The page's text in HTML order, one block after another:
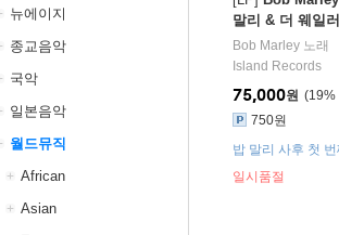
뉴에이지
종교음악
국악
일본음악
월드뮤직
African
Asian
말리 & 더 웨일
2 LP]
Bob Marley 노래
Island Records
19%
75,000원
750원
일시품절
밥 말리 사후 첫